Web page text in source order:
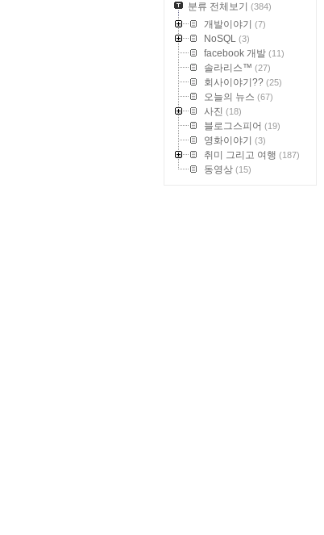
분류 전체보기 (384)
개발이야기 (7)
NoSQL (3)
facebook 개발 (11)
솔라리스™ (27)
회사이야기?? (25)
오늘의 뉴스 (67)
사진 (18)
블로그스피어 (19)
영화이야기 (3)
취미 그리고 여행 (187)
동영상 (15)